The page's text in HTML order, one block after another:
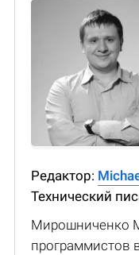
Редактор:
Технический
Мирошниченко
программистов